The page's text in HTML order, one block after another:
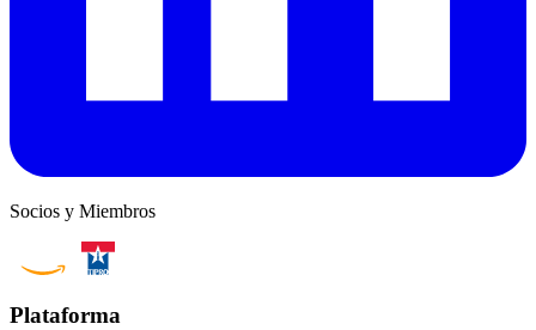
Socios y Miembros
Plataforma